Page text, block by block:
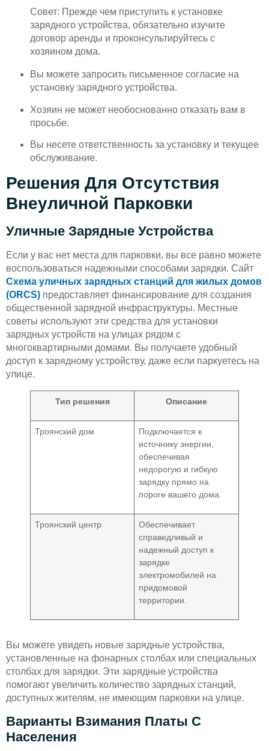
Совет: Прежде чем приступить к установке
зарядного устройства, обязательно изучите
договор аренды и проконсультируйтесь с
хозяином дома.
Вы можете запросить письменное согласие на
установку зарядного устройства.
Хозяин не может необоснованно отказать вам в
просьбе.
Вы несете ответственность за установку и текущее
обслуживание.
Решения Для Отсутствия
Внеуличной Парковки
Уличные Зарядные Устройства
Если у вас нет места для парковки, вы все равно можете
воспользоваться надежными способами зарядки. Сайт
Схема уличных зарядных станций для жилых домов
(ORCS) предоставляет финансирование для создания
общественной зарядной инфраструктуры. Местные
советы используют эти средства для установки
зарядных устройств на улицах рядом с
многоквартирными домами. Вы получаете удобный
доступ к зарядному устройству, даже если паркуетесь на
улице.
Тип решения Описание
Троянский дом
Подключается к
источнику энергии,
обеспечивая
недорогую и гибкую
зарядку прямо на
пороге вашего дома.
Троянский центр
Обеспечивает
справедливый и
надежный доступ к
зарядке
электромобилей на
придомовой
территории.
Вы можете увидеть новые зарядные устройства,
установленные на фонарных столбах или специальных
столбах для зарядки. Эти зарядные устройства
помогают увеличить количество зарядных станций,
доступных жителям, не имеющим парковки на улице.
Варианты Взимания Платы С
Населения